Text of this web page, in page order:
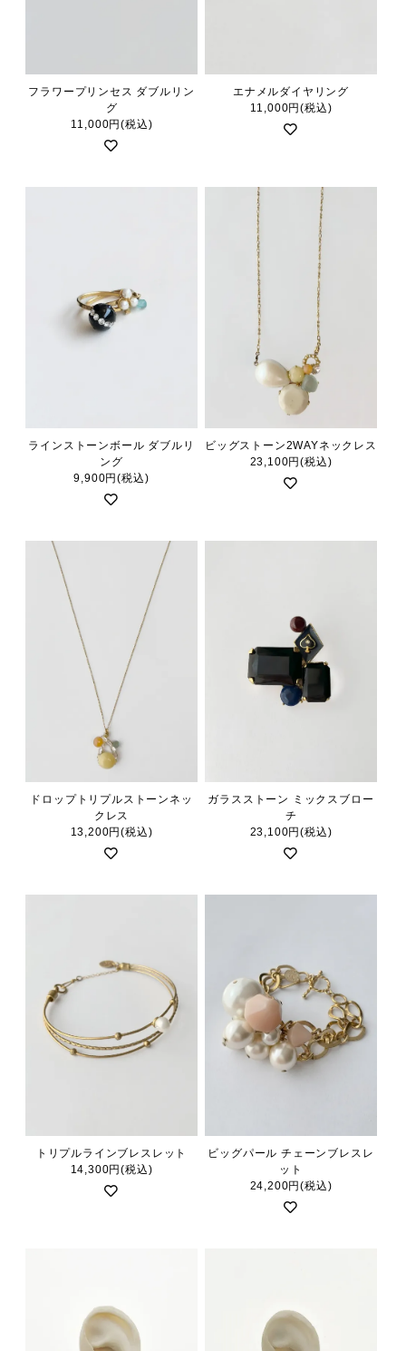
フラワープリンセス ダブルリン
グ
11,000円(税込)
エナメルダイヤリング
11,000円(税込)
ラインストーンボール ダブルリ
ング
9,900円(税込)
ビッグストーン2WAYネックレス
23,100円(税込)
ドロップトリプルストーンネッ
クレス
13,200円(税込)
ガラスストーン ミックスブロー
チ
23,100円(税込)
トリプルラインブレスレット
14,300円(税込)
ビッグパール チェーンブレスレ
ット
24,200円(税込)